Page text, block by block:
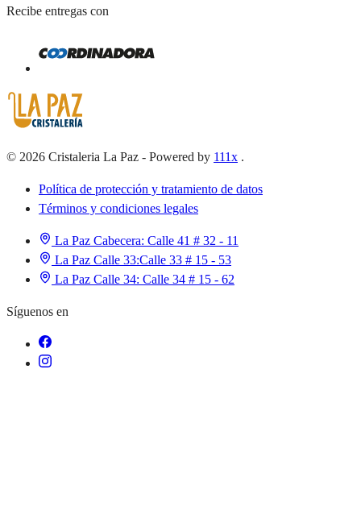
Recibe entregas con
© 2026 Cristaleria La Paz - Powered by 111x .
Política de protección y tratamiento de datos
Términos y condiciones legales
La Paz Cabecera: Calle 41 # 32 - 11
La Paz Calle 33:Calle 33 # 15 - 53
La Paz Calle 34: Calle 34 # 15 - 62
Síguenos en